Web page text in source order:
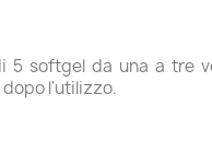
5 softgel da una a
l'utilizzo.